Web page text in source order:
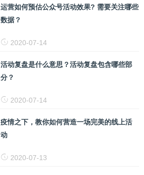
运营如何预估公众号活动效果? 需要关注哪些
数据？
2020-07-14
活动复盘是什么意思？活动复盘包含哪些部
分？
2020-07-14
疫情之下，教你如何营造一场完美的线上活
动
2020-07-13